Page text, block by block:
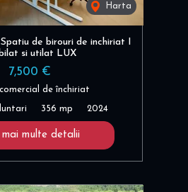
Harta
de birouri de inchiriat I
si utilat LUX
7,500 €
de închiriat
356 mp 2024
mai multe detalii